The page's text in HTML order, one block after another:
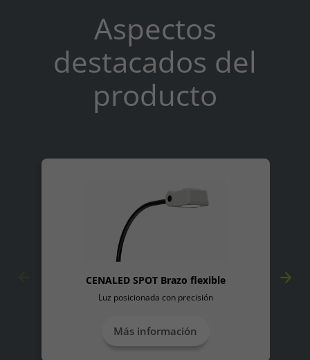
Aspectos
destacados del
producto
CENALED SPOT Brazo flexible
Luz posicionada con precisión
Más información
Marketing
Consent Information
Save
Refuse
Privacy policy